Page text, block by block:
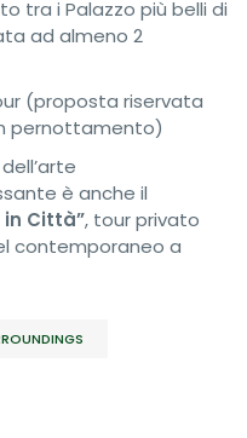
tra i Palazzo più belli di
ad almeno 2
(proposta riservata
pernottamento)
è anche il
in Città”, tour privato
contemporaneo a